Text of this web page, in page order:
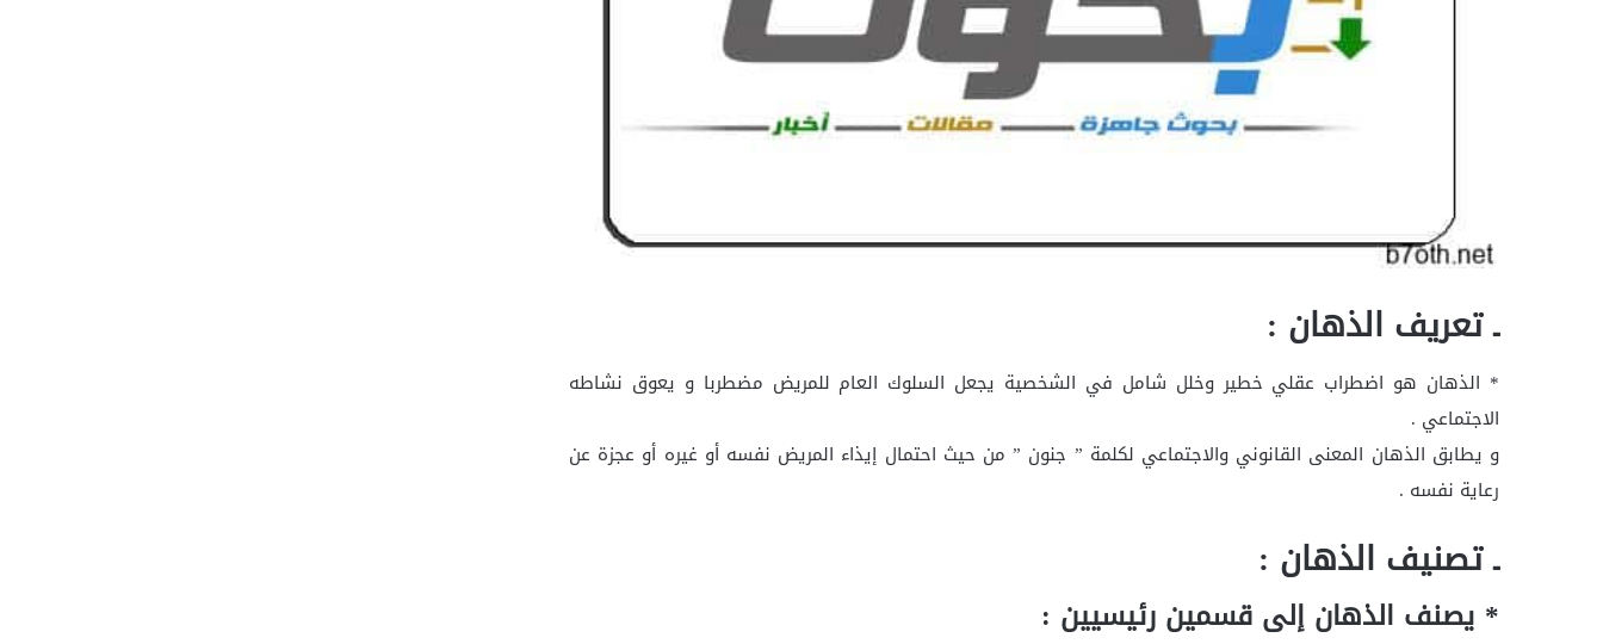
ـ تعريف الذهان :
* الذهان هو اضطراب عقلي خطير وخلل شامل في الشخصية يجعل السلوك العام للمريض مضطربا و يعوق نشاطه
الاجتماعي .
و يطابق الذهان المعنى القانوني والاجتماعي لكلمة ” جنون ” من حيث احتمال إيذاء المريض نفسه أو غيره أو عجزة عن
رعاية نفسه .
ـ تصنيف الذهان :
* يصنف الذهان إلى قسمين رئيسيين :